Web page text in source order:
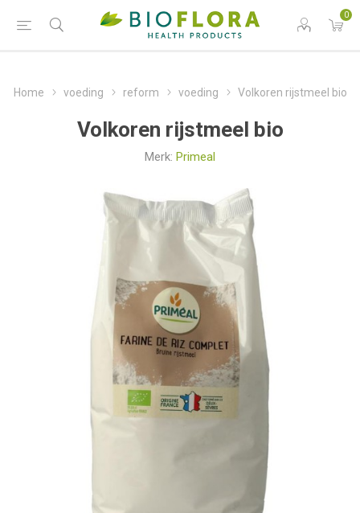
0
Home voeding reform voeding Volkoren rijstmeel bio
Volkoren rijstmeel bio
Merk: Primeal